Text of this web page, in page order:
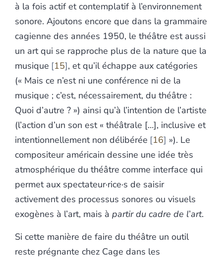
à la fois actif et contemplatif à l’environnement
sonore. Ajoutons encore que dans la grammaire
cagienne des années 1950, le théâtre est aussi
un art qui se rapproche plus de la nature que la
musique 15 , et qu’il échappe aux catégories
(« Mais ce n’est ni une conférence ni de la
musique ; c’est, nécessairement, du théâtre :
Quoi d’autre ? ») ainsi qu’à l’intention de l’artiste
(l’action d’un son est « théâtrale […], inclusive et
intentionnellement non délibérée 16 »). Le
compositeur américain dessine une idée très
atmosphérique du théâtre comme interface qui
permet aux spectateur·rice·s de saisir
activement des processus sonores ou visuels
exogènes à l’art, mais à partir du cadre de l’art.
Si cette manière de faire du théâtre un outil
reste prégnante chez Cage dans les